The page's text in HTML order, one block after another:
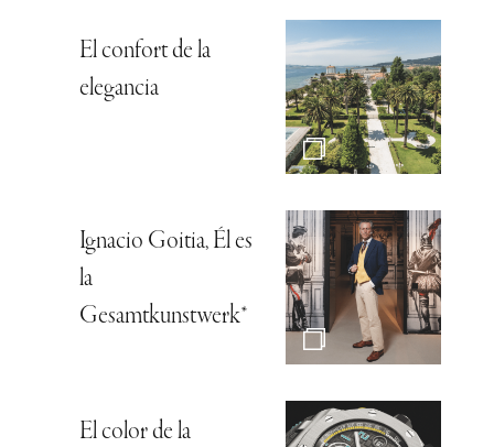
El confort de la
elegancia
Ignacio Goitia, Él es
la
Gesamtkunstwerk*
El color de la